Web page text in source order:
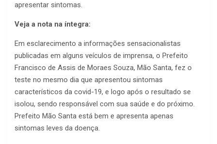
apresentar sintomas.
Veja a nota na íntegra:
Em esclarecimento a informações sensacionalistas
publicadas em alguns veículos de imprensa, o Prefeito
Francisco de Assis de Moraes Souza, Mão Santa, fez o
teste no mesmo dia que apresentou sintomas
característicos da covid-19, e logo após o resultado se
isolou, sendo responsável com sua saúde e do próximo.
Prefeito Mão Santa está bem e apresenta apenas
sintomas leves da doença.